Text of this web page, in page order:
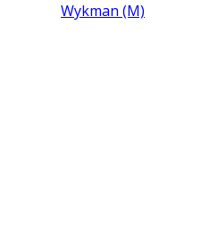
Wykman (M)